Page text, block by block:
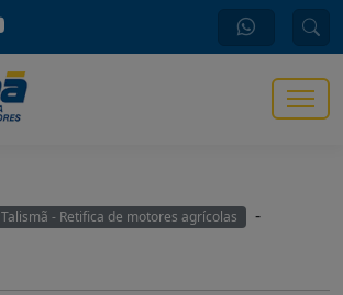
Talismã - Retifica de motores agrícolas -